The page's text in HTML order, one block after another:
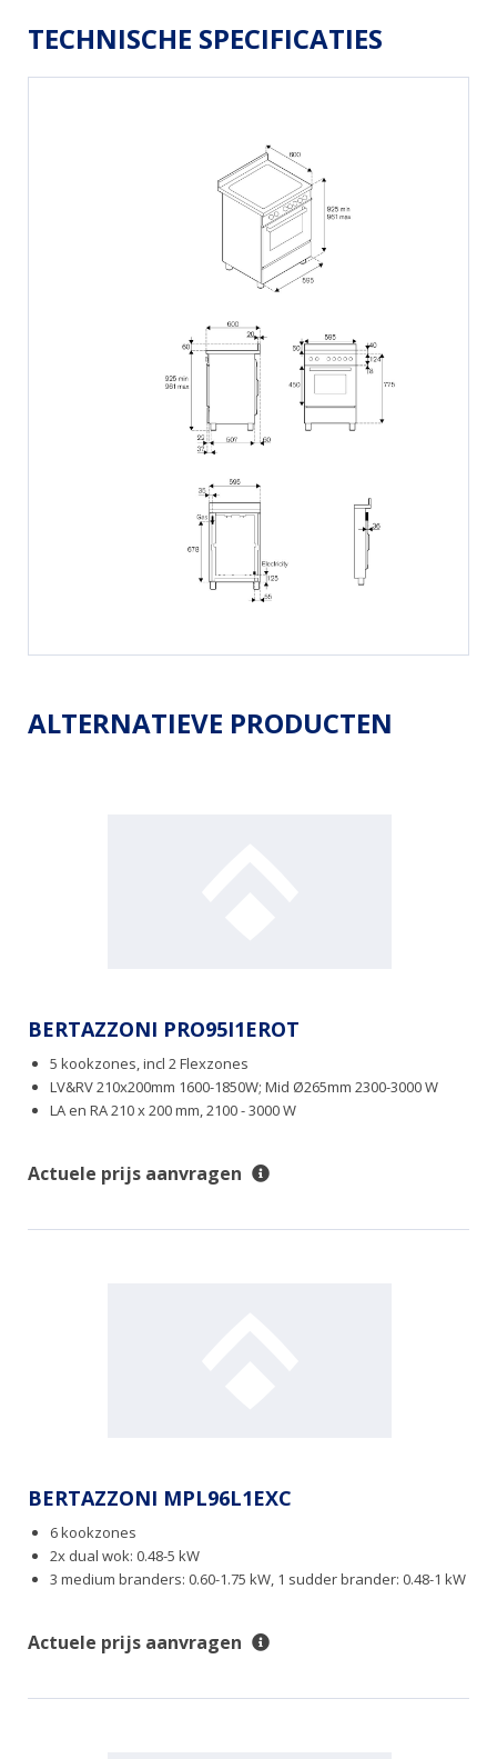
TECHNISCHE SPECIFICATIES
ALTERNATIEVE PRODUCTEN
BERTAZZONI PRO95I1EROT
5 kookzones, incl 2 Flexzones
LV&RV 210x200mm 1600-1850W; Mid Ø265mm 2300-3000 W
LA en RA 210 x 200 mm, 2100 - 3000 W
Actuele prijs aanvragen
BERTAZZONI MPL96L1EXC
6 kookzones
2x dual wok: 0.48-5 kW
3 medium branders: 0.60-1.75 kW, 1 sudder brander: 0.48-1 kW
Actuele prijs aanvragen